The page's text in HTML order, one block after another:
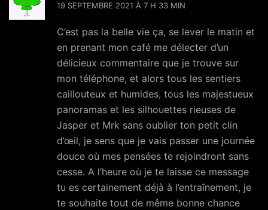
19 SEPTEMBRE 2021 À 7 H 33 MIN
C’est pas la belle vie ça, se lever le matin et
en prenant mon café me délecter d’un
délicieux commentaire que je trouve sur
mon téléphone, et alors tous les sentiers
caillouteux et humides, tous les majestueux
panoramas et les silhouettes rieuses de
Jasper et Mrk sans oublier ton petit clin
d’œil, je sens que je vais passer une journée
douce où mes pensées te rejoindront sans
cesse. A l’heure où je te laisse ce message
tu es certainement déjà à l’entraînement, je
te souhaite tout de même bonne chance